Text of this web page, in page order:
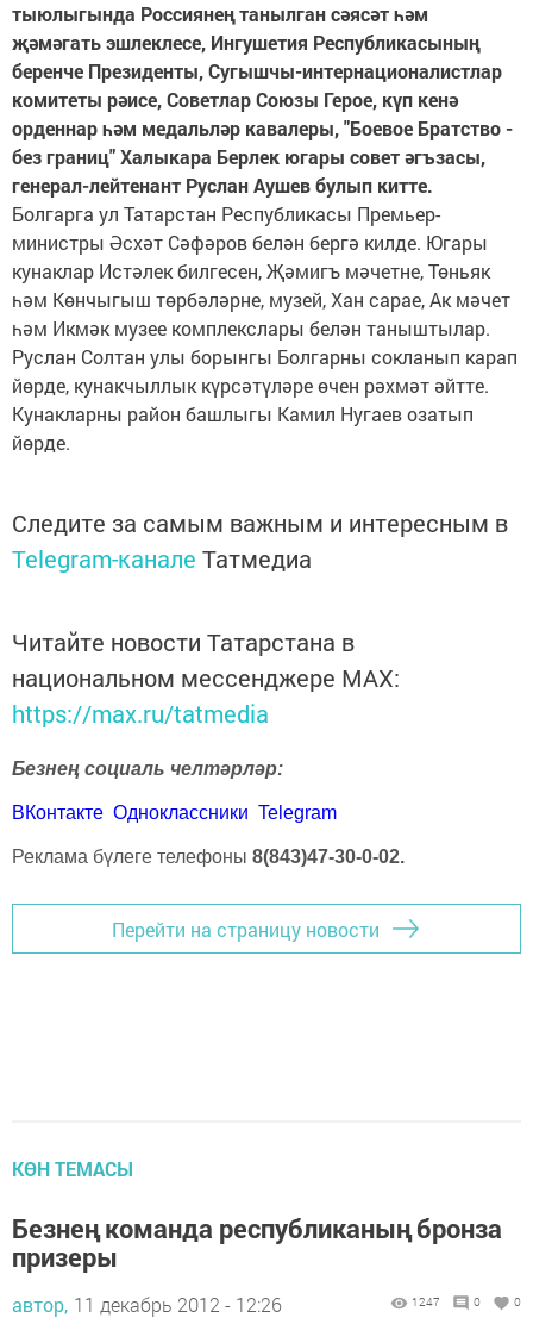
тыюлыгында Россиянең танылган сәясәт һәм
җәмәгать эшлеклесе, Ингушетия Республикасының
беренче Президенты, Сугышчы-интернационалистлар
комитеты рәисе, Советлар Союзы Герое, күп кенә
орденнар һәм медальләр кавалеры, "Боевое Братство -
без границ" Халыкара Берлек югары совет әгъзасы,
генерал-лейтенант Руслан Аушев булып китте.
Болгарга ул Татарстан Республикасы Премьер-
министры Әсхәт Сәфәров белән бергә килде. Югары
кунаклар Истәлек билгесен, Җәмигъ мәчетне, Төньяк
һәм Көнчыгыш төрбәләрне, музей, Хан сарае, Ак мәчет
һәм Икмәк музее комплекслары белән таныштылар.
Руслан Солтан улы борынгы Болгарны сокланып карап
йөрде, кунакчыллык күрсәтүләре өчен рәхмәт әйтте.
Кунакларны район башлыгы Камил Нугаев озатып
йөрде.
Следите за самым важным и интересным в
Telegram-канале Татмедиа
Читайте новости Татарстана в
национальном мессенджере MАХ:
https://max.ru/tatmedia
Безнең социаль челтәрләр:
ВКонтакте Одноклассники Telegram
Реклама бүлеге телефоны 8(843)47-30-0-02.
Перейти на страницу новости
КӨН ТЕМАСЫ
Безнең команда республиканың бронза
призеры
автор, 11 декабрь 2012 - 12:26 1247 0 0